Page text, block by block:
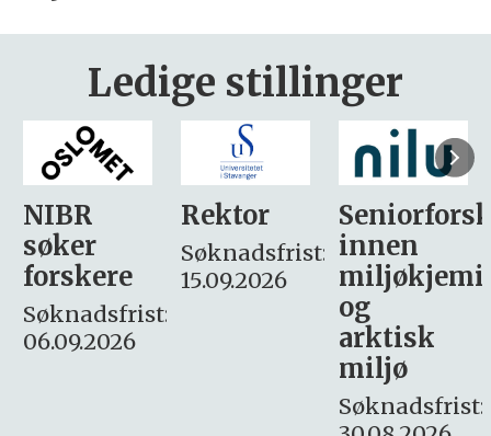
Ledige stillinger
Rektor
Søknadsfrist:
15.09.2026
Seniorforsker
innen
miljøkjemi
søker
– fast
Søknadsfrist:
16. august.